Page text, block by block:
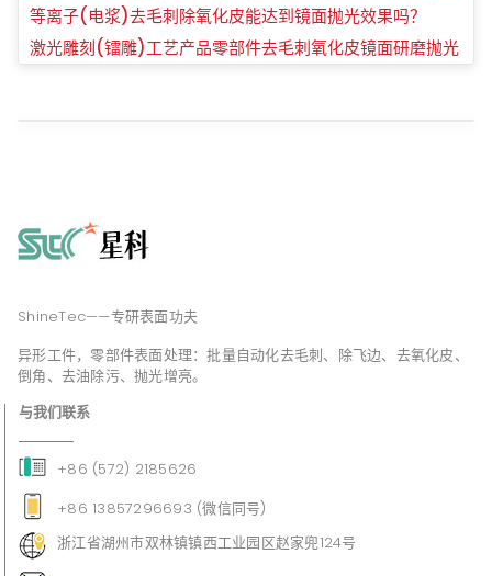
艺方法
等离子(电浆)去毛刺除氧化皮能达到镜面抛光效果吗？
激光雕刻(镭雕)工艺产品零部件去毛刺氧化皮镜面研磨抛光
ShineTec——专研表面功夫
异形工件，零部件表面处理：批量自动化去毛刺、除飞边、去氧化皮、
倒角、去油除污、抛光增亮。
与我们联系
+86 (572) 2185626
+86 13857296693 (微信同号)
浙江省湖州市双林镇镇西工业园区赵家兜124号